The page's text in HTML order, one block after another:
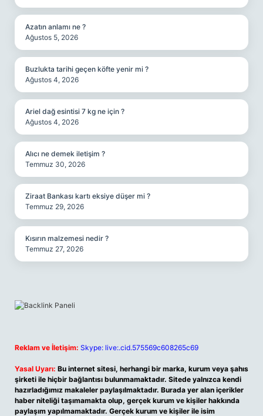
Azatın anlamı ne ?
Ağustos 5, 2026
Buzlukta tarihi geçen köfte yenir mi ?
Ağustos 4, 2026
Ariel dağ esintisi 7 kg ne için ?
Ağustos 4, 2026
Alıcı ne demek iletişim ?
Temmuz 30, 2026
Ziraat Bankası kartı eksiye düşer mi ?
Temmuz 29, 2026
Kısırın malzemesi nedir ?
Temmuz 27, 2026
Reklam ve İletişim: Skype: live:.cid.575569c608265c69
Yasal Uyarı: Bu internet sitesi, herhangi bir marka, kurum veya şahıs
şirketi ile hiçbir bağlantısı bulunmamaktadır. Sitede yalnızca kendi
hazırladığımız makaleler paylaşılmaktadır. Burada yer alan içerikler
haber niteliği taşımamakta olup, gerçek kurum ve kişiler hakkında
paylaşım yapılmamaktadır. Gerçek kurum ve kişiler ile isim